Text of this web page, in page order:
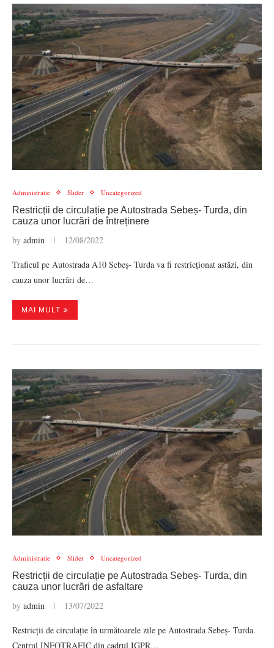
Administratie Slider Uncategorized
Restricții de circulație pe Autostrada Sebeș- Turda, din
cauza unor lucrări de întreținere
by admin 12/08/2022
Traficul pe Autostrada A10 Sebeș- Turda va fi restricționat astăzi, din
cauza unor lucrări de…
MAI MULT
Administratie Slider Uncategorized
Restricții de circulație pe Autostrada Sebeș- Turda, din
cauza unor lucrări de asfaltare
by admin 13/07/2022
Restricții de circulație în următoarele zile pe Autostrada Sebeș- Turda.
Centrul INFOTRAFIC din cadrul IGPR…